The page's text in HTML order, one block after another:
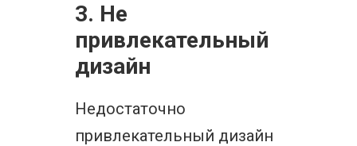
3. Не
привлекательный
дизайн
Недостаточно
привлекательный дизайн